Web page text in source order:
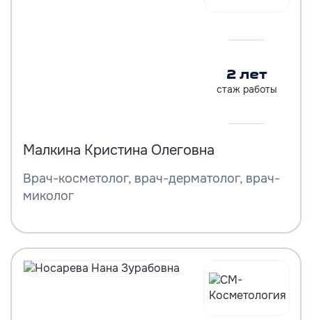
2 лет
стаж работы
Малкина Кристина Олеговна
Врач-косметолог, врач-дерматолог, врач-
миколог